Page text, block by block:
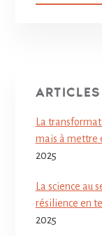
La
mais à mettre
2025
La science au
résilience en
2025